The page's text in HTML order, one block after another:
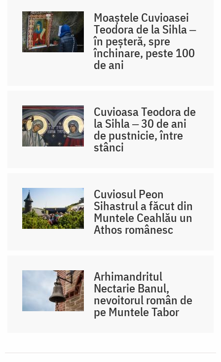
Moaștele Cuvioasei
Teodora de la Sihla ‒
în peșteră, spre
închinare, peste 100
de ani
Cuvioasa Teodora de
la Sihla ‒ 30 de ani
de pustnicie, între
stânci
Cuviosul Peon
Sihastrul a făcut din
Muntele Ceahlău un
Athos românesc
Arhimandritul
Nectarie Banul,
nevoitorul român de
pe Muntele Tabor